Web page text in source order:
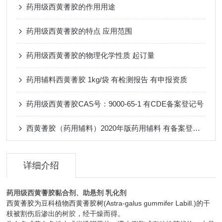
药用级西黄蓍胶的作用用途
药用级西黄蓍胶的特点 应用范围
药用级西黄蓍胶的物理化学性质 起订量
药用辅料西黄蓍胶 1kg/袋 有检测报告 有申报资质
药用级西黄蓍胶CAS号：9000-65-1 有CDE备案登记号
西黄蓍胶（药用辅料）2020年版药用辅料 有备案登记号
详细介绍
药用级西黄蓍胶黏合剂、助悬剂 乳化剂
西黄蓍胶为豆科植物西黄蓍胶树(Astra-galus gummifer Labill.)的干
枝被割伤后渗出的树胶 ，经干燥而得。